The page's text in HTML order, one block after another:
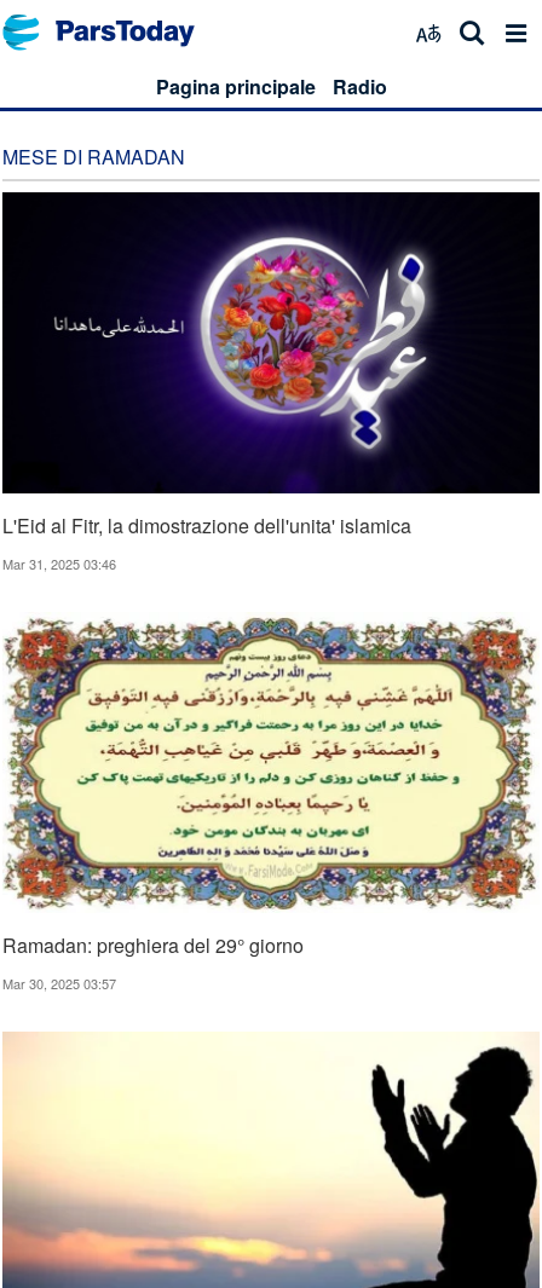
Pagina principale Radio
MESE DI RAMADAN
L'Eid al Fitr, la dimostrazione dell'unita' islamica
Mar 31, 2025 03:46
Ramadan: preghiera del 29° giorno
Mar 30, 2025 03:57